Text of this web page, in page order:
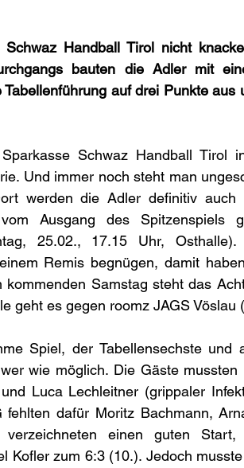
Handball Tirol nicht
bauten die Adler mit
auf drei Punkte aus
Schwaz Handball Tirol
Und immer noch steht man
werden die Adler definitiv auch
Ausgang des Spitzenspiels
25.02., 17.15 Uhr,
Remis begnügen, damit
Samstag steht das
geht es gegen roomz JAGS Vöslau
Spiel, der Tabellensechste und
wie möglich. Die Gäste mussten
Luca Lechleitner (grippaler
dafür Moritz Bachmann,
einen guten Start,
Kofler zum 6:3 (10.). Jedoch